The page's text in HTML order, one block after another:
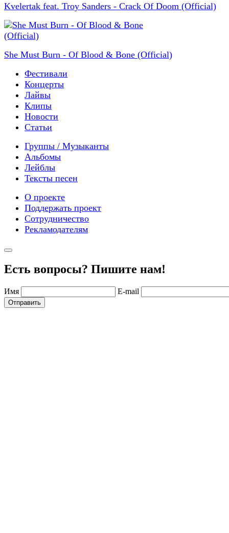
Kvelertak feat. Troy Sanders - Crack Of Doom (Official)
She Must Burn - Of Blood & Bone (Official)
Фестивали
Концерты
Лайвы
Клипы
Новости
Статьи
Группы / Музыканты
Альбомы
Лейблы
Тексты песен
О проекте
Поддержать проект
Сотрудничество
Рекламодателям
Есть вопросы? Пишите нам!
Имя E-mail